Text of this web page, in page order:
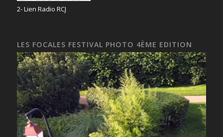
2- Lien Radio RCJ
LES FOCALES FESTIVAL PHOTO 4ÈME EDITION